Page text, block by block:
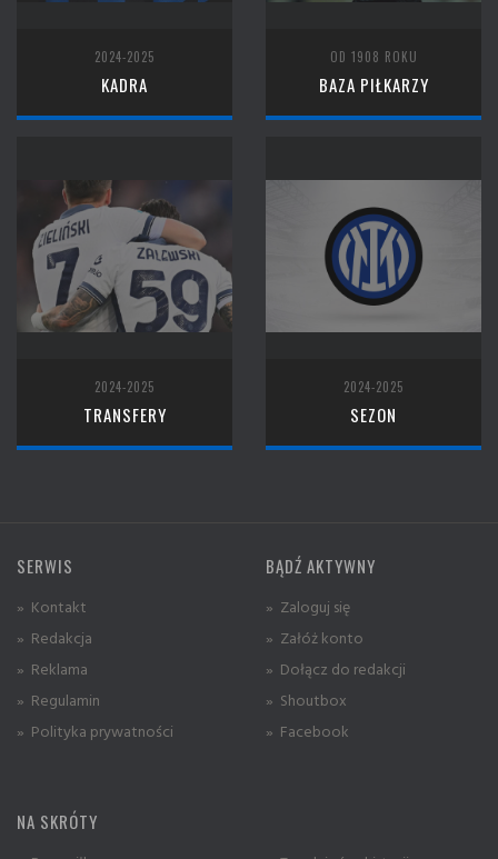
2024-2025
KADRA
OD 1908 ROKU
BAZA PIŁKARZY
2024-2025
TRANSFERY
2024-2025
SEZON
SERWIS
» Kontakt
» Redakcja
» Reklama
» Regulamin
» Polityka prywatności
BĄDŹ AKTYWNY
» Zaloguj się
» Załóż konto
» Dołącz do redakcji
» Shoutbox
» Facebook
NA SKRÓTY